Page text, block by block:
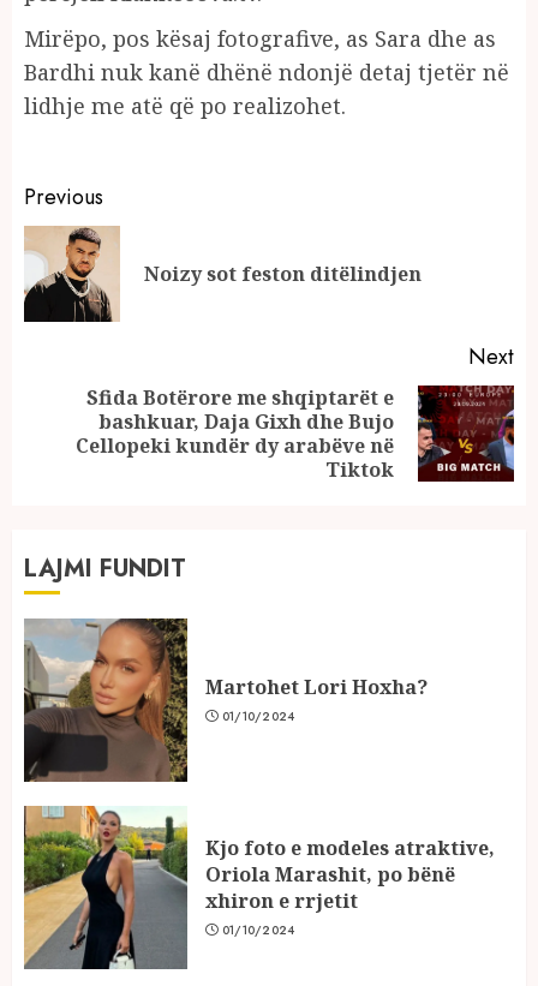
Mirëpo, pos kësaj fotografive, as Sara dhe as
Bardhi nuk kanë dhënë ndonjë detaj tjetër në
lidhje me atë që po realizohet.
Continue
Reading
Previous
Noizy sot feston ditëlindjen
Next
Sfida Botërore me shqiptarët e
bashkuar, Daja Gixh dhe Bujo
Cellopeki kundër dy arabëve në
Tiktok
LAJMI FUNDIT
Martohet Lori Hoxha?
01/10/2024
Kjo foto e modeles atraktive,
Oriola Marashit, po bënë
xhiron e rrjetit
01/10/2024